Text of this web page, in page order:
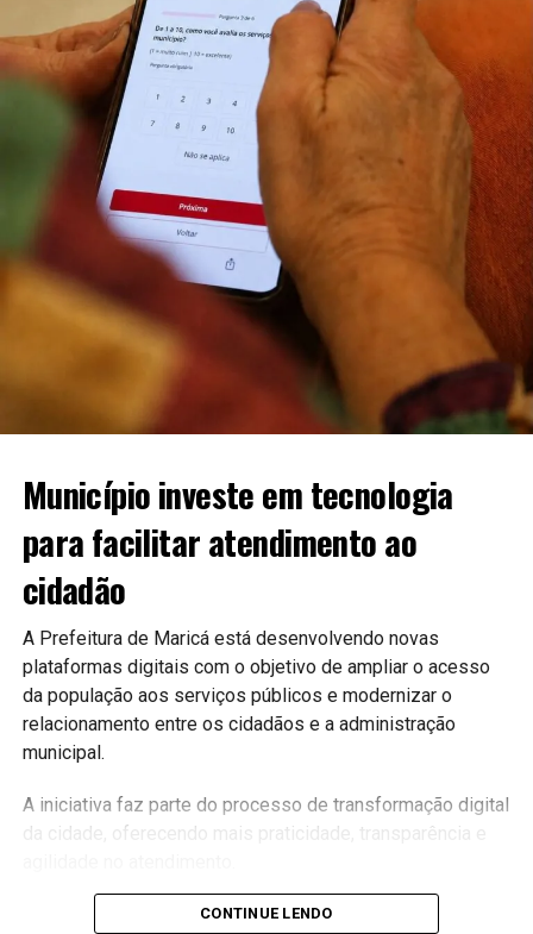
Município investe em tecnologia
para facilitar atendimento ao
cidadão
A Prefeitura de Maricá está desenvolvendo novas
plataformas digitais com o objetivo de ampliar o acesso
da população aos serviços públicos e modernizar o
relacionamento entre os cidadãos e a administração
municipal.
A iniciativa faz parte do processo de transformação digital
da cidade, oferecendo mais praticidade, transparência e
CONTINUE LENDO